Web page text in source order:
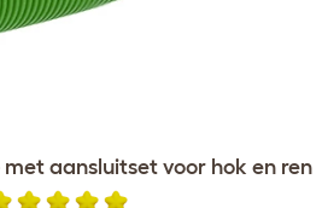
aansluitset voor hok en ren